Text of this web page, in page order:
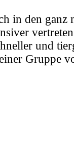
in den ganz
und
Gruppe